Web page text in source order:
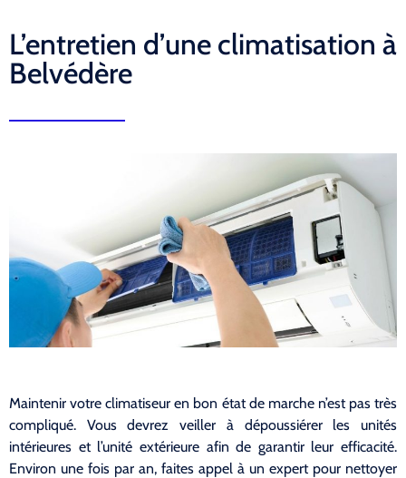
L’entretien d’une climatisation à
Belvédère
Maintenir votre climatiseur en bon état de marche n’est pas très
compliqué. Vous devrez veiller à dépoussiérer les unités
intérieures et l’unité extérieure afin de garantir leur efficacité.
Environ une fois par an, faites appel à un expert pour nettoyer